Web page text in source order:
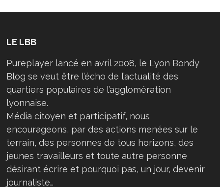
LE LBB
Pureplayer lancé en avril 2008, le Lyon Bondy
Blog se veut être l’écho de l’actualité des
quartiers populaires de l’agglomération
lyonnaise.
Média citoyen et participatif, nous
encourageons, par des actions menées sur le
terrain, des personnes de tous horizons, des
jeunes travailleurs et toute autre personne
désirant écrire et pourquoi pas, un jour, devenir
journaliste…